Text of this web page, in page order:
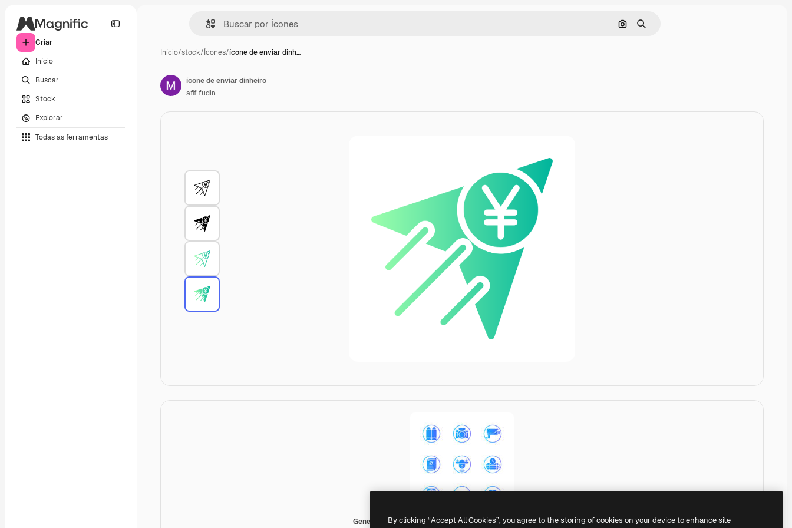
Criar
Início
Buscar
Stock
Explorar
Todas as ferramentas
Pesquisar por imagem
Buscar
Início/stock/Ícones/ícone de enviar dinh…
Generic gradient fill
ícone de enviar dinheiro
afif fudin
By clicking “Accept All Cookies”, you agree to the storing of cookies on your device to enhance site